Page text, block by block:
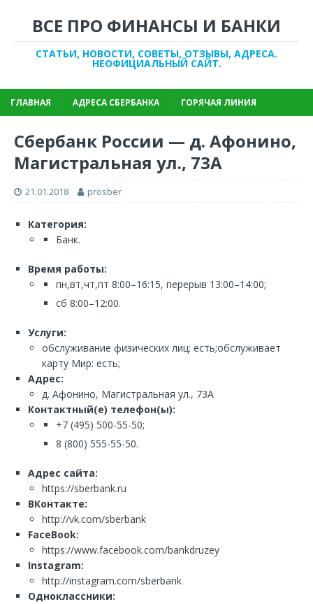
ВСЕ ПРО ФИНАНСЫ И БАНКИ
СТАТЬИ, НОВОСТИ, СОВЕТЫ, ОТЗЫВЫ, АДРЕСА.
НЕОФИЦИАЛЬНЫЙ САЙТ.
ГЛАВНАЯ АДРЕСА СБЕРБАНКА ГОРЯЧАЯ ЛИНИЯ
Сбербанк России — д. Афонино,
Магистральная ул., 73А
21.01.2018 prosber
Категория:
Банк.
Время работы:
пн,вт,чт,пт 8:00–16:15, перерыв 13:00–14:00;
сб 8:00–12:00.
Услуги:
обслуживание физических лиц: есть;обслуживает
карту Мир: есть;
Адрес:
д. Афонино, Магистральная ул., 73А
Контактный(е) телефон(ы):
+7 (495) 500-55-50;
8 (800) 555-55-50.
Адрес сайта:
https://sberbank.ru
ВКонтакте:
http://vk.com/sberbank
FaceBook:
https://www.facebook.com/bankdruzey
Instagram:
http://instagram.com/sberbank
Одноклассники: